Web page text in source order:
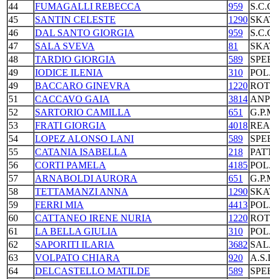
44
FUMAGALLI REBECCA 959
45
SANTIN CELESTE 1290
46
DAL SANTO GIORGIA 959
47
SALA SVEVA 81
48
TARDIO GIORGIA 589
49
IODICE ILENIA 310
49
BACCARO GINEVRA 1220
51
CACCAVO GAIA 3814
52
SARTORIO CAMILLA 651
53
FRATI GIORGIA 4018
54
LOPEZ ALONSO LANI 589
55
CATANIA ISABELLA 218
56
CORTI PAMELA 4185
57
ARNABOLDI AURORA 651
58
TETTAMANZI ANNA 1290
59
FERRI MIA 4413
60
CATTANEO IRENE NURIA 1220
61
LA BELLA GIULIA 310
62
SAPORITI ILARIA 3682
63
VOLPATO CHIARA 920
64
DELCASTELLO MATILDE 589